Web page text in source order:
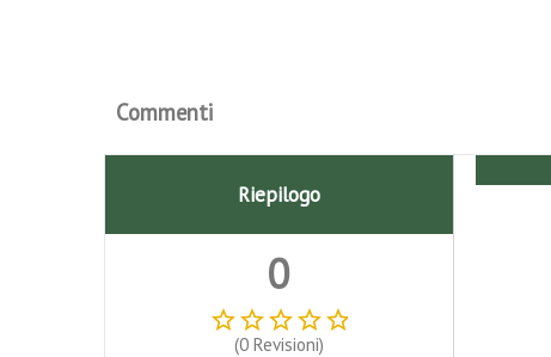
Commenti
Riepilogo
0
star_borderstar_borderstar_borderstar_borderstar_border
(0 Revisioni)